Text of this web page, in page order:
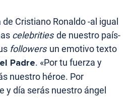
Cristiano Ronaldo -al igual
celebrities de nuestro país-
followers un emotivo texto
Padre. «Por tu fuerza y
nuestro héroe. Por
y día serás nuestro ángel